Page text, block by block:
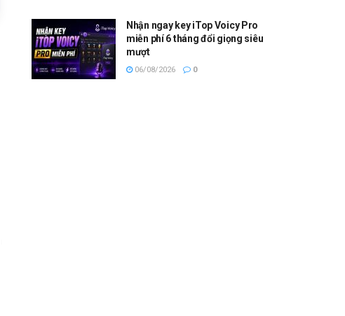
Nhận ngay key iTop Voicy Pro
miễn phí 6 tháng đổi giọng siêu
mượt
06/08/2026 0